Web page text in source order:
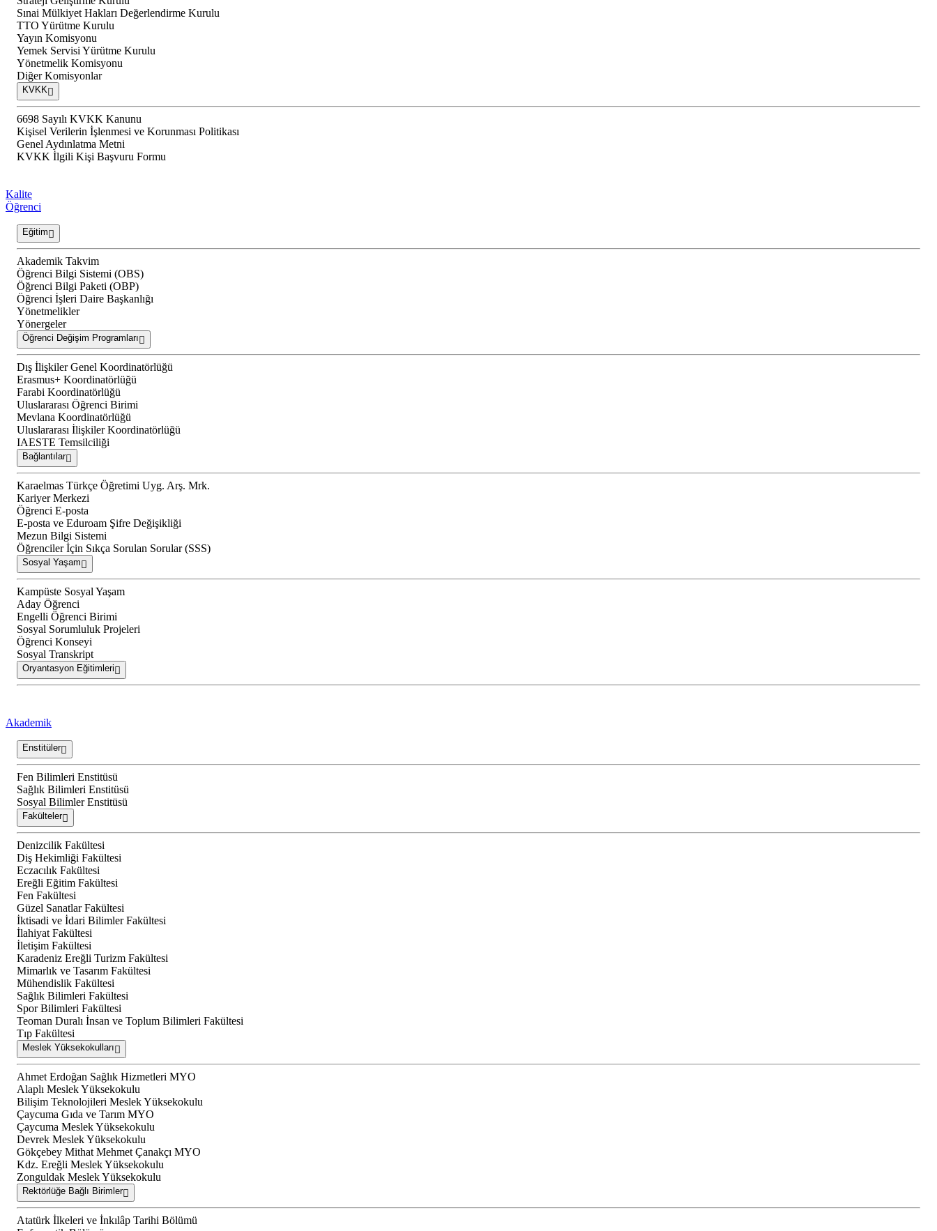
Sınai Mülkiyet Hakları Değerlendirme Kurulu
TTO Yürütme Kurulu
Yayın Komisyonu
Yemek Servisi Yürütme Kurulu
Yönetmelik Komisyonu
Diğer Komisyonlar
KVKK
6698 Sayılı KVKK Kanunu
Kişisel Verilerin İşlenmesi ve Korunması Politikası
Genel Aydınlatma Metni
KVKK İlgili Kişi Başvuru Formu
Kalite
Öğrenci
Eğitim
Akademik Takvim
Öğrenci Bilgi Sistemi (OBS)
Öğrenci Bilgi Paketi (OBP)
Öğrenci İşleri Daire Başkanlığı
Yönetmelikler
Yönergeler
Öğrenci Değişim Programları
Dış İlişkiler Genel Koordinatörlüğü
Erasmus+ Koordinatörlüğü
Farabi Koordinatörlüğü
Uluslararası Öğrenci Birimi
Mevlana Koordinatörlüğü
Uluslararası İlişkiler Koordinatörlüğü
IAESTE Temsilciliği
Bağlantılar
Karaelmas Türkçe Öğretimi Uyg. Arş. Mrk.
Kariyer Merkezi
Öğrenci E-posta
E-posta ve Eduroam Şifre Değişikliği
Mezun Bilgi Sistemi
Öğrenciler İçin Sıkça Sorulan Sorular (SSS)
Sosyal Yaşam
Kampüste Sosyal Yaşam
Aday Öğrenci
Engelli Öğrenci Birimi
Sosyal Sorumluluk Projeleri
Öğrenci Konseyi
Sosyal Transkript
Oryantasyon Eğitimleri
Akademik
Enstitüler
Fen Bilimleri Enstitüsü
Sağlık Bilimleri Enstitüsü
Sosyal Bilimler Enstitüsü
Fakülteler
Denizcilik Fakültesi
Diş Hekimliği Fakültesi
Eczacılık Fakültesi
Ereğli Eğitim Fakültesi
Fen Fakültesi
Güzel Sanatlar Fakültesi
İktisadi ve İdari Bilimler Fakültesi
İlahiyat Fakültesi
İletişim Fakültesi
Karadeniz Ereğli Turizm Fakültesi
Mimarlık ve Tasarım Fakültesi
Mühendislik Fakültesi
Sağlık Bilimleri Fakültesi
Spor Bilimleri Fakültesi
Teoman Duralı İnsan ve Toplum Bilimleri Fakültesi
Tıp Fakültesi
Meslek Yüksekokulları
Ahmet Erdoğan Sağlık Hizmetleri MYO
Alaplı Meslek Yüksekokulu
Bilişim Teknolojileri Meslek Yüksekokulu
Çaycuma Gıda ve Tarım MYO
Çaycuma Meslek Yüksekokulu
Devrek Meslek Yüksekokulu
Gökçebey Mithat Mehmet Çanakçı MYO
Kdz. Ereğli Meslek Yüksekokulu
Zonguldak Meslek Yüksekokulu
Rektörlüğe Bağlı Birimler
Atatürk İlkeleri ve İnkılâp Tarihi Bölümü